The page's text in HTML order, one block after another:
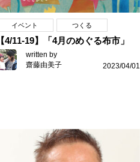
イベント つくる
【4/11-19】「4月のめぐる布市」
written by
齋藤由美子
2023/04/01